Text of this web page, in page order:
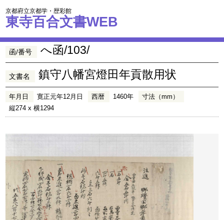
京都府立京都学・歴彩館
東寺百合文書WEB
函/番号 へ函/103/
文書名 鎮守八幡宮燈田年貢散用状
年月日 寛正元年12月日 西暦 1460年
寸法（mm）
縦274 x 横1294